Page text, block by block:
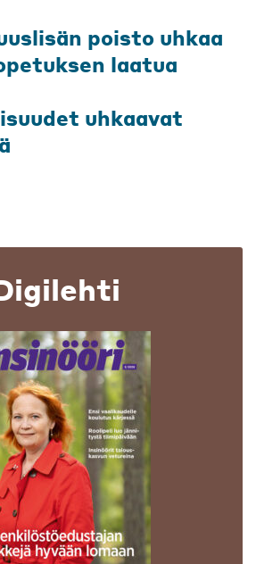
poisto uhkaa
laatua
uhkaavat